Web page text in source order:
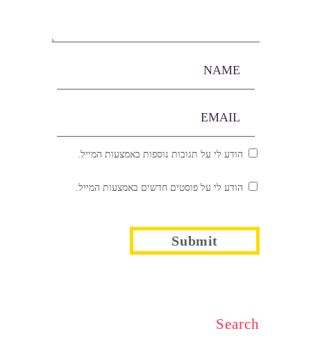
הודע לי על תגובות נוספות באמצעות המייל.
הודע לי על פוסטים חדשים באמצעות המייל.
Search